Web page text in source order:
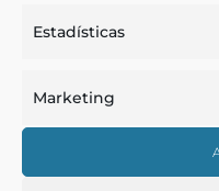
Estadísticas
Marketing
Según se indica en la
«medalla de bronce en
Ver más libros de